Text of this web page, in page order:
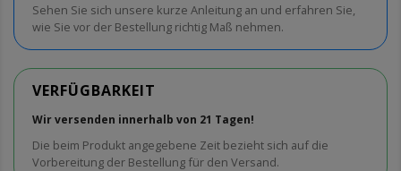
Sehen Sie sich unsere kurze Anleitung an und erfahren Sie,
wie Sie vor der Bestellung richtig Maß nehmen.
VERFÜGBARKEIT
Wir versenden innerhalb von 21 Tagen!
Die beim Produkt angegebene Zeit bezieht sich auf die
Vorbereitung der Bestellung für den Versand.